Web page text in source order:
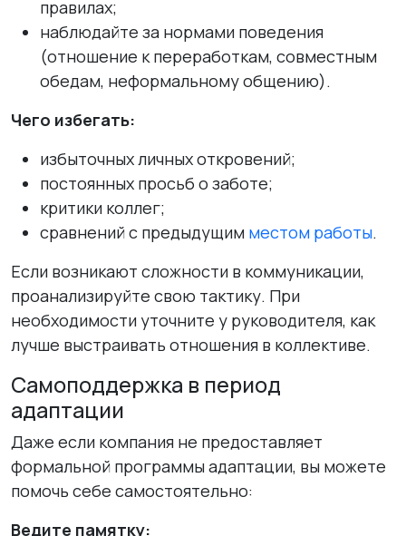
правилах;
наблюдайте за нормами поведения
(отношение к переработкам, совместным
обедам, неформальному общению).
Чего избегать:
избыточных личных откровений;
постоянных просьб о заботе;
критики коллег;
сравнений с предыдущим местом работы.
Если возникают сложности в коммуникации,
проанализируйте свою тактику. При
необходимости уточните у руководителя, как
лучше выстраивать отношения в коллективе.
Самоподдержка в период
адаптации
Даже если компания не предоставляет
формальной программы адаптации, вы можете
помочь себе самостоятельно:
Ведите памятку: